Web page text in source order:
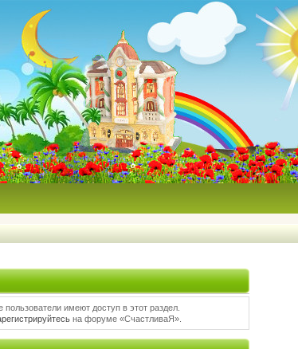
пользователи имеют доступ в этот раздел.
на форуме «СчастливаЯ».